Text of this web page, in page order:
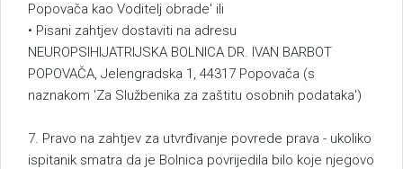
Popovača kao Voditelj obrade' ili
• Pisani zahtjev dostaviti na adresu
NEUROPSIHIJATRIJSKA BOLNICA DR. IVAN BARBOT
POPOVAČA, Jelengradska 1, 44317 Popovača (s
naznakom 'Za Službenika za zaštitu osobnih podataka')
7. Pravo na zahtjev za utvrđivanje povrede prava - ukoliko
ispitanik smatra da je Bolnica povrijedila bilo koje njegovo